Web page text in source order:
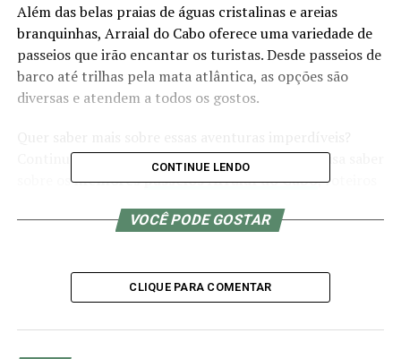
Além das belas praias de águas cristalinas e areias
branquinhas, Arraial do Cabo oferece uma variedade de
passeios que irão encantar os turistas. Desde passeios de
barco até trilhas pela mata atlântica, as opções são
diversas e atendem a todos os gostos.
Continue lendo e descubra tudo o que você precisa saber
sobre osmelhorespasseios Arraial do Cabo, roteiros
garantir uma viagem inesquecível.
Os Melhores Passeios em
Arraial do Cabo
CONTINUE LENDO
VOCÊ PODE GOSTAR
CLIQUE PARA COMENTAR